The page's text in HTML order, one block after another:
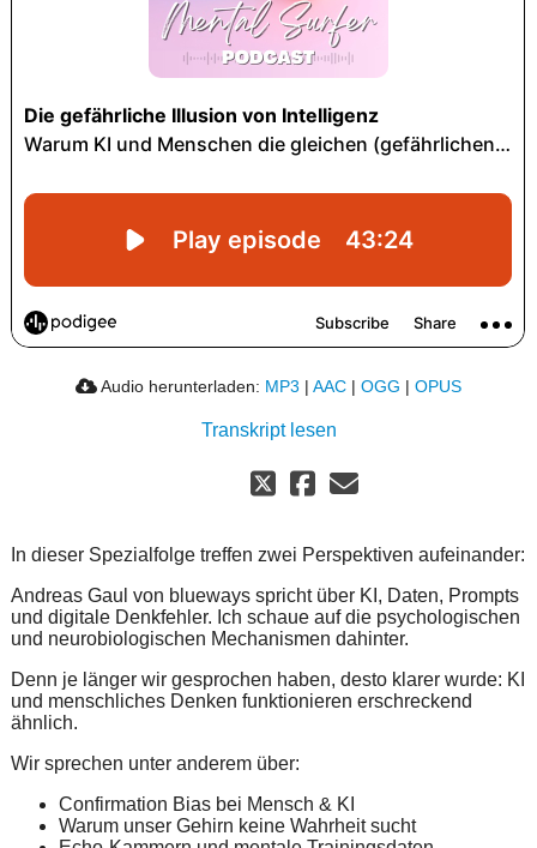
Audio herunterladen: MP3 | AAC | OGG | OPUS
Transkript lesen
In dieser Spezialfolge treffen zwei Perspektiven aufeinander:
Andreas Gaul von blueways spricht über KI, Daten, Prompts
und digitale Denkfehler. Ich schaue auf die psychologischen
und neurobiologischen Mechanismen dahinter.
Denn je länger wir gesprochen haben, desto klarer wurde: KI
und menschliches Denken funktionieren erschreckend
ähnlich.
Wir sprechen unter anderem über:
Confirmation Bias bei Mensch & KI
Warum unser Gehirn keine Wahrheit sucht